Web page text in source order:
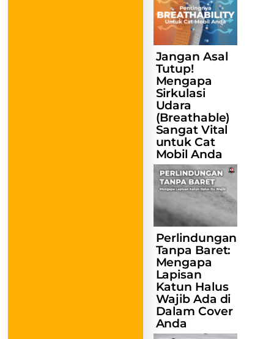
Jangan Asal
Tutup!
Mengapa
Sirkulasi
Udara
(Breathable)
Sangat Vital
untuk Cat
Mobil Anda
Perlindungan
Tanpa Baret:
Mengapa
Lapisan
Katun Halus
Wajib Ada di
Dalam Cover
Anda